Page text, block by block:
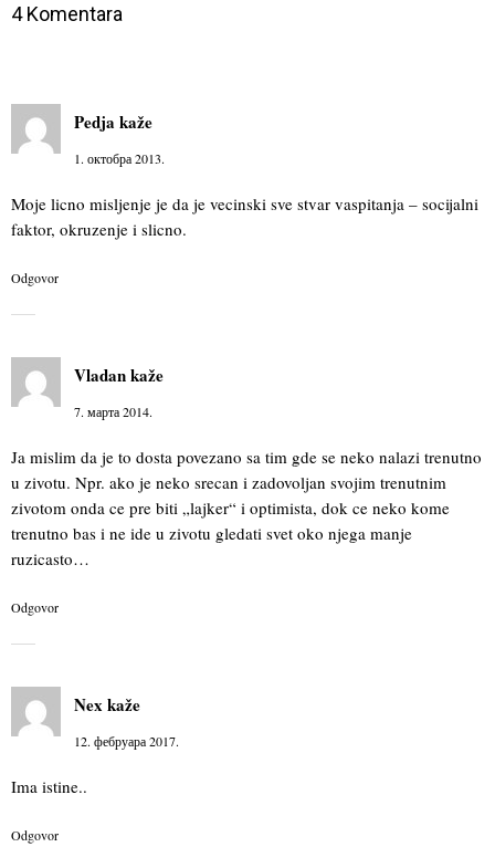
4 Komentara
Pedja kaže
1. октобра 2013.
Moje licno misljenje je da je vecinski sve stvar vaspitanja – socijalni
faktor, okruzenje i slicno.
Odgovor
Vladankaže
7. марта 2014.
Ja mislim da je to dosta povezano sa tim gde se neko nalazi trenutno
u zivotu. Npr. ako je neko srecan i zadovoljan svojim trenutnim
zivotom onda ce pre biti „lajker“ i optimista, dok ce neko kome
trenutno bas i ne ide u zivotu gledati svet oko njega manje
ruzicasto…
Odgovor
Nexkaže
12. фебруара 2017.
Ima istine..
Odgovor